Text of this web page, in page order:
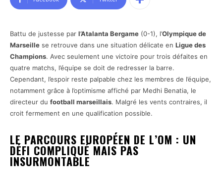
Battu de justesse par l’Atalanta Bergame (0-1), l’Olympique de
Marseille se retrouve dans une situation délicate en Ligue des
Champions. Avec seulement une victoire pour trois défaites en
quatre matchs, l’équipe se doit de redresser la barre.
Cependant, l’espoir reste palpable chez les membres de l’équipe,
notamment grâce à l’optimisme affiché par Medhi Benatia, le
directeur du football marseillais. Malgré les vents contraires, il
croit fermement en une qualification possible.
LE PARCOURS EUROPÉEN DE L’OM : UN
DÉFI COMPLIQUÉ MAIS PAS
INSURMONTABLE